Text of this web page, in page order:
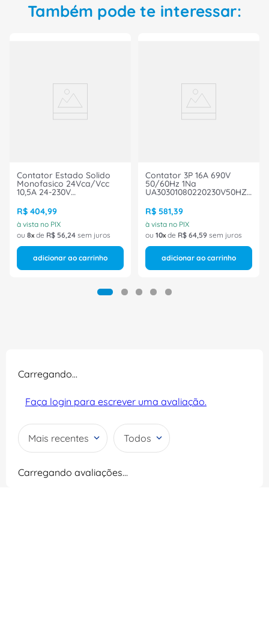
Também pode te interessar:
Contator Estado Solido
Monofasico 24Vca/Vcc
10,5A 24-230V
R$ 404,99
à vista no PIX
ou 8 de R$ 56,24 sem juros
adicionar ao carrinho
Contator 3P 16A 690V
50/60Hz 1Na
UA30301080220230V50HZ
R$ 581,39
à vista no PIX
ou 10 de R$ 64,59 sem juros
adicionar ao carrinho
Carregando…
Faça login para escrever uma avaliação.
Mais recentes Todos
Carregando avaliações…